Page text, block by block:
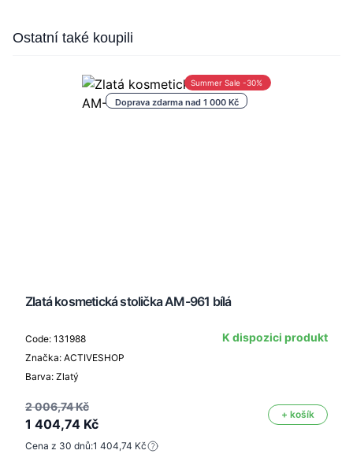
Press to skip carousel
Ostatní také koupili
Doprava zdarma nad 1 000 Kč
Summer Sale -30%
Zlatá kosmetická stolička AM-961 bílá
Code: 131988
Značka: ACTIVESHOP
Barva: Zlatý
K dispozici produkt
2 006,74 Kč
1 404,74 Kč
+ košík
Cena z 30 dnů:1 404,74 Kč